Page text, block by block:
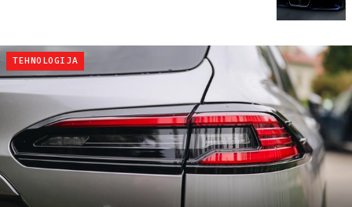
TEHNOLOGIJA